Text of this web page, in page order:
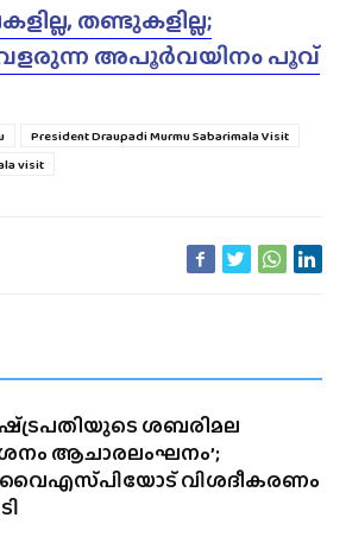
തണ്ടുകളില്ല;
വളരുന്ന അപൂർവയിനം പൂവ്
President Draupadi Murmu Sabarimala Visit
visit
ശബരിമല
ആചാരലംഘനം’;
വിശദീകരണം